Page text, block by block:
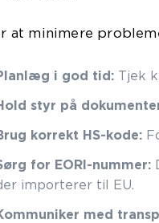
at minimere
i god tid: Tjek
styr på
korrekt HS-kode:
for EORI-nummer:
importerer til EU.
med